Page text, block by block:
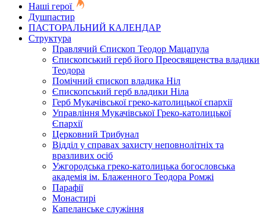
Наші герої
Душпастир
ПАСТОРАЛЬНИЙ КАЛЕНДАР
Структура
Правлячий Єпископ Теодор Мацапула
Єпископський герб його Преосвященства владики
Теодора
Помічний єпископ владика Ніл
Єпископський герб владики Ніла
Герб Мукачівської греко-католицької єпархії
Управління Мукачівської Греко-католицької
Єпархії
Церковний Трибунал
Відділ у справах захисту неповнолітніх та
вразливих осіб
Ужгородська греко-католицька богословська
академія ім. Блаженного Теодора Ромжі
Парафії
Монастирі
Капеланське служіння